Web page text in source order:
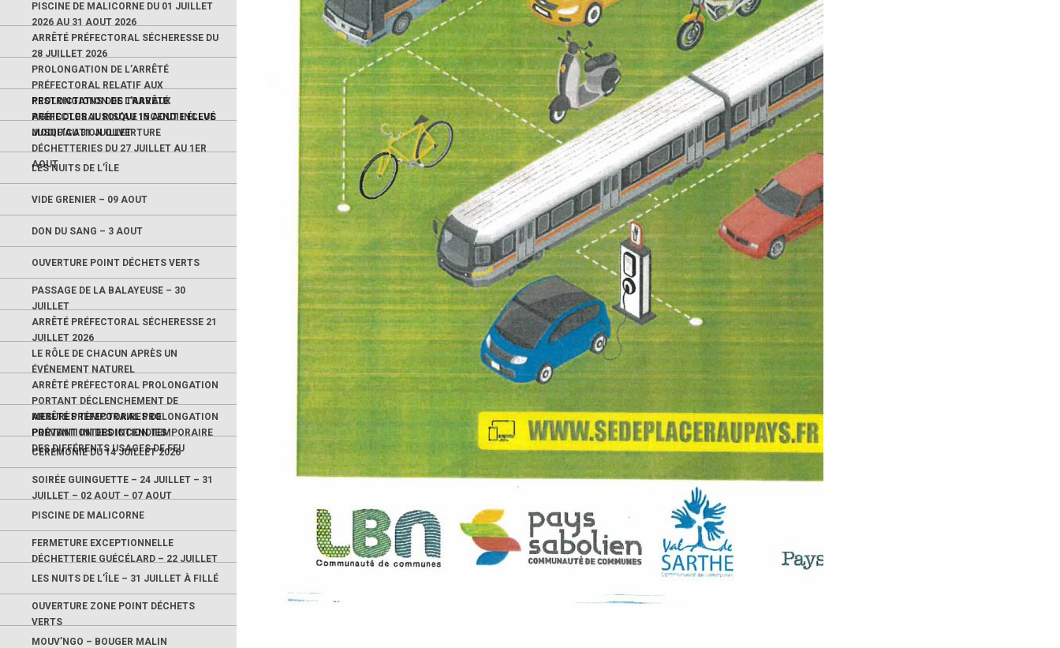
PISCINE DE MALICORNE DU 01 JUILLET
2026 AU 31 AOUT 2026
ARRÊTÉ PRÉFECTORAL SÉCHERESSE DU
28 JUILLET 2026
PROLONGATION DE L’ARRÊTÉ
PRÉFECTORAL RELATIF AUX
RESTRICTIONS DES TRAVAUX
AGRICOLES JUSQU’AU 15 AOUT INCLUS
PROLONGATION DE L’ARRÊTÉ
PRÉFECTORAL RISQUE INCENDIE ÉLEVÉ
JUSQU’AU 31 JUILLET
MODIFICATION OUVERTURE
DÉCHETTERIES DU 27 JUILLET AU 1ER
AOUT
LES NUITS DE L’ÎLE
VIDE GRENIER – 09 AOUT
DON DU SANG – 3 AOUT
OUVERTURE POINT DÉCHETS VERTS
PASSAGE DE LA BALAYEUSE – 30
JUILLET
ARRÊTÉ PRÉFECTORAL SÉCHERESSE 21
JUILLET 2026
LE RÔLE DE CHACUN APRÈS UN
ÉVÉNEMENT NATUREL
ARRÊTÉ PRÉFECTORAL PROLONGATION
PORTANT DÉCLENCHEMENT DE
MESURES TEMPORAIRES DE
PRÉVENTION DES INCENDIES
ARRÊTÉ PRÉFECTORAL PROLONGATION
PORTANT INTERDICTION TEMPORAIRE
DES DIFFÉRENTS USAGES DE FEU
CÉRÉMONIE DU 14 JUILLET 2026
SOIRÉE GUINGUETTE – 24 JUILLET – 31
JUILLET – 02 AOUT – 07 AOUT
PISCINE DE MALICORNE
FERMETURE EXCEPTIONNELLE
DÉCHETTERIE GUÉCÉLARD – 22 JUILLET
LES NUITS DE L’ÎLE – 31 JUILLET À FILLÉ
OUVERTURE ZONE POINT DÉCHETS
VERTS
MOUV’NGO – BOUGER MALIN